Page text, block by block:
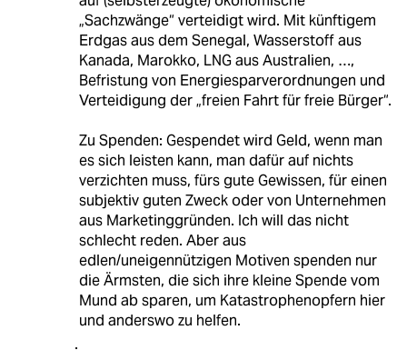
„Sachzwänge“ verteidigt wird. Mit künftigem
Erdgas aus dem Senegal, Wasserstoff aus
Kanada, Marokko, LNG aus Australien, …,
Befristung von Energiesparverordnungen und
Verteidigung der „freien Fahrt für freie Bürger“.
Zu Spenden: Gespendet wird Geld, wenn man
es sich leisten kann, man dafür auf nichts
verzichten muss, fürs gute Gewissen, für einen
subjektiv guten Zweck oder von Unternehmen
aus Marketinggründen. Ich will das nicht
schlecht reden. Aber aus
edlen/uneigennützigen Motiven spenden nur
die Ärmsten, die sich ihre kleine Spende vom
Mund ab sparen, um Katastrophenopfern hier
und anderswo zu helfen.